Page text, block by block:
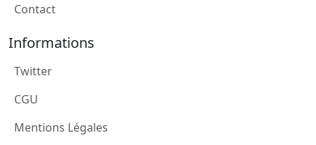
Contact
Informations
Twitter
CGU
Mentions Légales